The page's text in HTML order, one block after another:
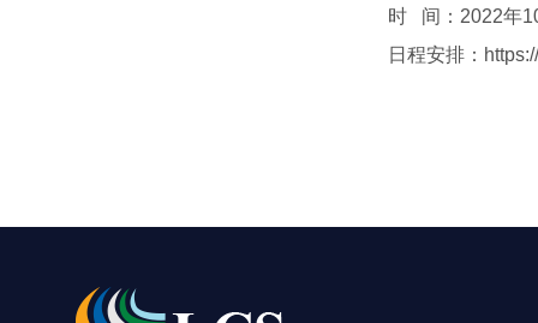
时 间：2022年
日程安排：